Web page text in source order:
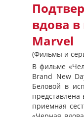
вдова
Marvel
(Фильмы и
В фильме
Brand New
Беловой в
приемная